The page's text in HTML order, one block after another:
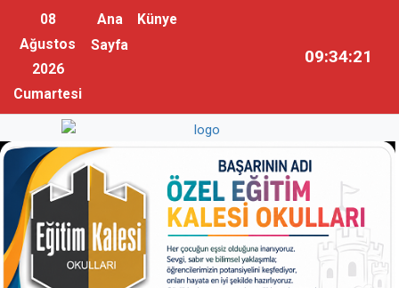
08
Ağustos
2026
Cumartesi
Ana
Sayfa
Künye
09:34:22